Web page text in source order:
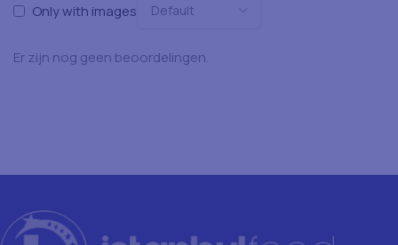
Only with images
Er zijn nog geen beoordelingen.